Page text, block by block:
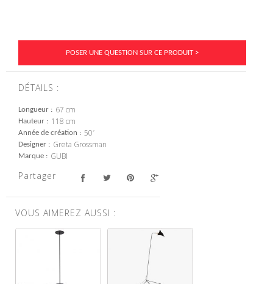
POSER UNE QUESTION SUR CE PRODUIT >
DÉTAILS :
Longueur 67 cm
Hauteur 118 cm
Année de création 50′
Designer Greta Grossman
Marque GUBI
Partager
VOUS AIMEREZ AUSSI :